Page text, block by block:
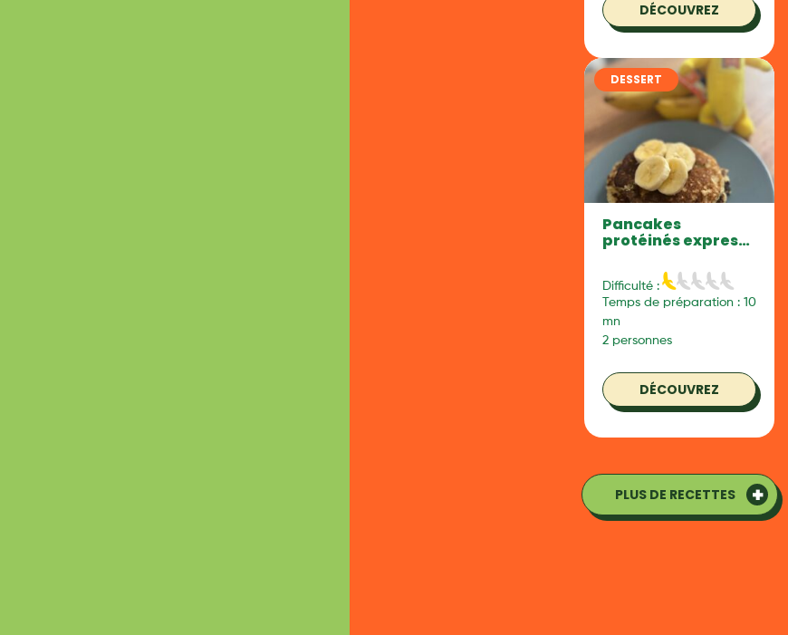
DÉCOUVREZ
DESSERT
Pancakes
protéinés express
Difficulté :
Temps de préparation : 10
mn
2 personnes
DÉCOUVREZ
PLUS DE RECETTES